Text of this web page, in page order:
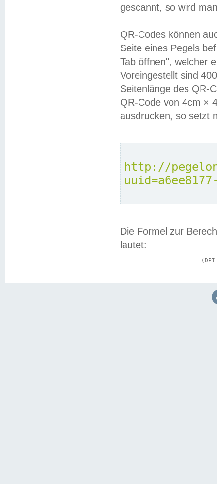
gescannt, so wird
QR-Codes können
Seite eines Pegels
Tab öffnen", welcher
Voreingestellt sind
Seitenlänge des QR-
QR-Code von 4cm ×
ausdrucken, so setzt
http://
Die Formel zur
lautet: